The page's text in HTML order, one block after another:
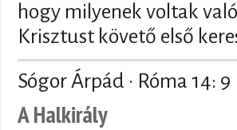
hogy milyenek voltak
Krisztust követő első
Sógor Árpád · Róma 14: 9
A Halkirály